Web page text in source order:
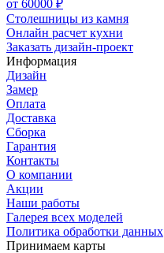
от 60000 ₽
Столешницы из камня
Онлайн расчет кухни
Заказать дизайн-проект
Информация
Дизайн
Замер
Оплата
Доставка
Сборка
Гарантия
Контакты
О компании
Акции
Наши работы
Галерея всех моделей
Политика обработки данных
Принимаем карты